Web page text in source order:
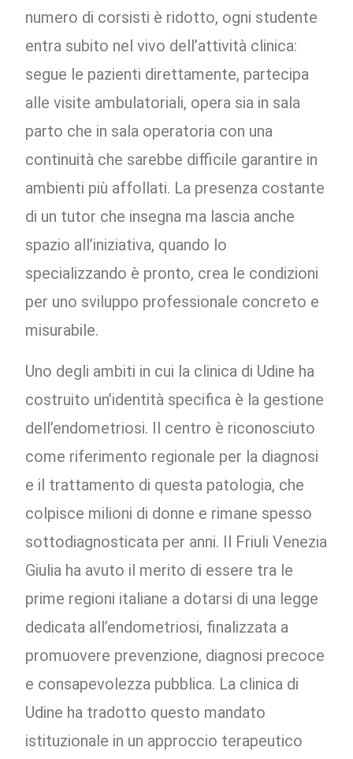
numero di corsisti è ridotto, ogni studente
entra subito nel vivo dell’attività clinica:
segue le pazienti direttamente, partecipa
alle visite ambulatoriali, opera sia in sala
parto che in sala operatoria con una
continuità che sarebbe difficile garantire in
ambienti più affollati. La presenza costante
di un tutor che insegna ma lascia anche
spazio all’iniziativa, quando lo
specializzando è pronto, crea le condizioni
per uno sviluppo professionale concreto e
misurabile.
Uno degli ambiti in cui la clinica di Udine ha
costruito un’identità specifica è la gestione
dell’endometriosi. Il centro è riconosciuto
come riferimento regionale per la diagnosi
e il trattamento di questa patologia, che
colpisce milioni di donne e rimane spesso
sottodiagnosticata per anni. Il Friuli Venezia
Giulia ha avuto il merito di essere tra le
prime regioni italiane a dotarsi di una legge
dedicata all’endometriosi, finalizzata a
promuovere prevenzione, diagnosi precoce
e consapevolezza pubblica. La clinica di
Udine ha tradotto questo mandato
istituzionale in un approccio terapeutico